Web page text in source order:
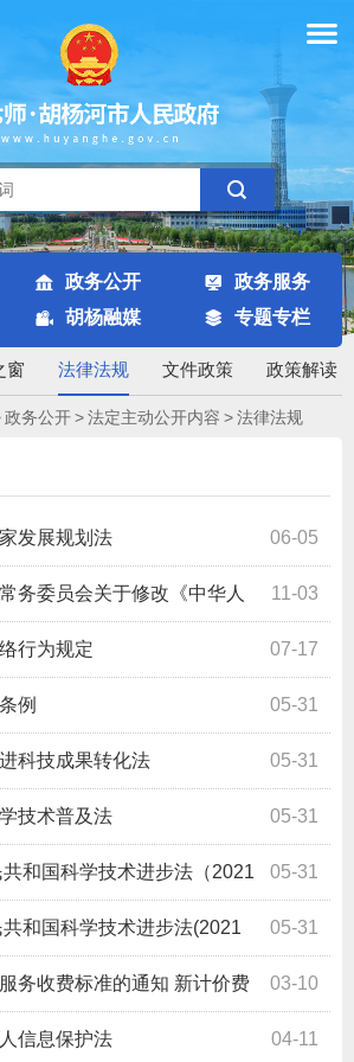
政务公开
政务服务
胡杨融媒 专题专栏
窗 法律法规 文件政策 政策解读
政务公开>法定主动公开内容 >法律法规
06-05
发展规划法
11-03
务委员会关于修改《中华人
》的决定 07-17
行为规定
05-31
例
05-31
科技成果转化法
05-31
技术普及法
05-31
和国科学技术进步法（2021
05-31
和国科学技术进步法(2021
03-10
务收费标准的通知 新计价费
04-11
信息保护法